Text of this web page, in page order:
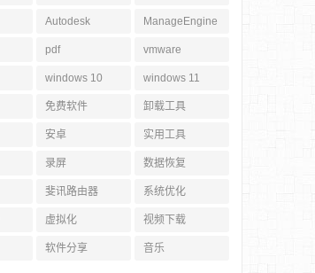
Autodesk ManageEngine
pdf vmware
windows 10 windows 11
免费软件 卸载工具
安卓 实用工具
录屏 数据恢复
斐讯路由器 系统优化
虚拟化 视频下载
软件分享 音乐